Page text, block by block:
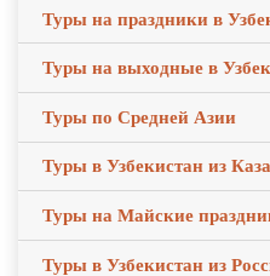
Туры на праздники в
Туры на выходные в
Туры по Средней Азии
Туры в Узбекистан из
Туры на Майские
Туры в Узбекистан из